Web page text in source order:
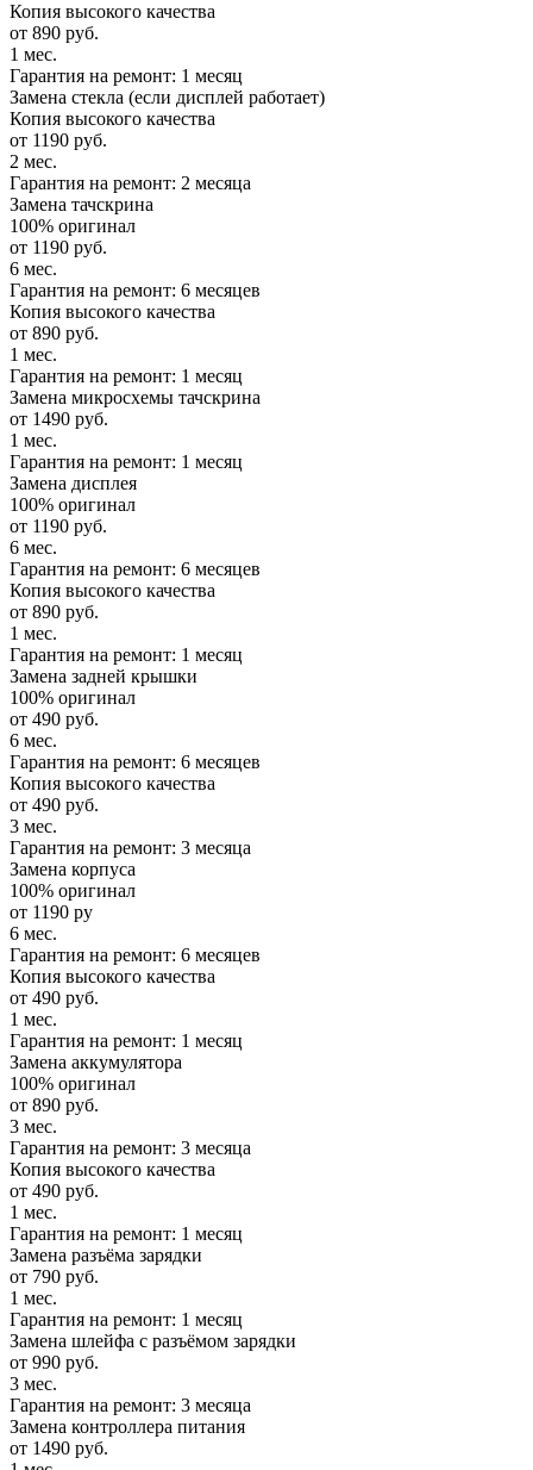
Копия высокого качества
от 890 руб.
1 мес.
Гарантия на ремонт: 1 месяц
Замена стекла (если дисплей работает)
Копия высокого качества
от 1190 руб.
2 мес.
Гарантия на ремонт: 2 месяца
Замена тачскрина
100% оригинал
от 1190 руб.
6 мес.
Гарантия на ремонт: 6 месяцев
Копия высокого качества
от 890 руб.
1 мес.
Гарантия на ремонт: 1 месяц
Замена микросхемы тачскрина
от 1490 руб.
1 мес.
Гарантия на ремонт: 1 месяц
Замена дисплея
100% оригинал
от 1190 руб.
6 мес.
Гарантия на ремонт: 6 месяцев
Копия высокого качества
от 890 руб.
1 мес.
Гарантия на ремонт: 1 месяц
Замена задней крышки
100% оригинал
от 490 руб.
6 мес.
Гарантия на ремонт: 6 месяцев
Копия высокого качества
от 490 руб.
3 мес.
Гарантия на ремонт: 3 месяца
Замена корпуса
100% оригинал
от 1190 ру
6 мес.
Гарантия на ремонт: 6 месяцев
Копия высокого качества
от 490 руб.
1 мес.
Гарантия на ремонт: 1 месяц
Замена аккумулятора
100% оригинал
от 890 руб.
3 мес.
Гарантия на ремонт: 3 месяца
Копия высокого качества
от 490 руб.
1 мес.
Гарантия на ремонт: 1 месяц
Замена разъёма зарядки
от 790 руб.
1 мес.
Гарантия на ремонт: 1 месяц
Замена шлейфа с разъёмом зарядки
от 990 руб.
3 мес.
Гарантия на ремонт: 3 месяца
Замена контроллера питания
от 1490 руб.